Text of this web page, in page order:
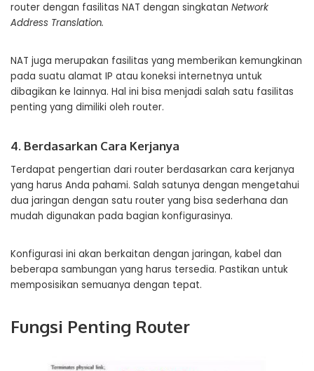
router dengan fasilitas NAT dengan singkatan Network
Address Translation.
NAT juga merupakan fasilitas yang memberikan kemungkinan
pada suatu alamat IP atau koneksi internetnya untuk
dibagikan ke lainnya. Hal ini bisa menjadi salah satu fasilitas
penting yang dimiliki oleh router.
4. Berdasarkan Cara Kerjanya
Terdapat pengertian dari router berdasarkan cara kerjanya
yang harus Anda pahami. Salah satunya dengan mengetahui
dua jaringan dengan satu router yang bisa sederhana dan
mudah digunakan pada bagian konfigurasinya.
Konfigurasi ini akan berkaitan dengan jaringan, kabel dan
beberapa sambungan yang harus tersedia. Pastikan untuk
memposisikan semuanya dengan tepat.
Fungsi Penting Router